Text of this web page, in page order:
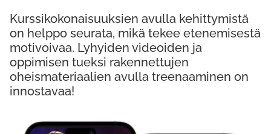
Kurssikokonaisuuksien avulla kehittymistä
on helppo seurata, mikä tekee etenemisestä
motivoivaa. Lyhyiden videoiden ja
oppimisen tueksi rakennettujen
oheismateriaalien avulla treenaaminen on
innostavaa!